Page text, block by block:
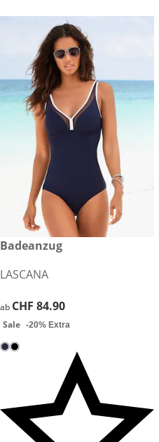
CHF 84.90
Sale
Badeanzug
LASCANA
CHF 84.90
ab CHF 84.90
Sale -20% Extra